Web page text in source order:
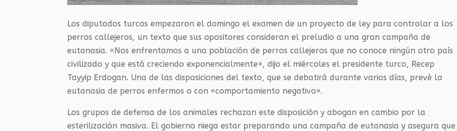
Los diputados turcos empezaron el domingo el examen de un proyecto de ley para controlar a los
perros callejeros, un texto que sus opositores consideran el preludio a una gran campaña de
eutanasia. «Nos enfrentamos a una población de perros callejeros que no conoce ningún otro país
civilizado y que está creciendo exponencialmente», dijo el miércoles el presidente turco, Recep
Tayyip Erdogan. Una de las disposiciones del texto, que se debatirá durante varios días, prevé la
eutanasia de perros enfermos o con «comportamiento negativo».
Los grupos de defensa de los animales rechazan este disposición y abogan en cambio por la
esterilización masiva. El gobierno niega estar preparando una campaña de eutanasia y asegura que